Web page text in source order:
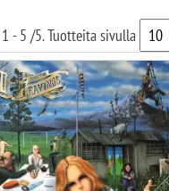
1 - 5 /5. Tuotteita sivulla